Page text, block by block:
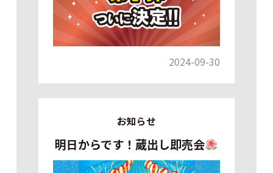
2024-09-30
お知らせ
明日からです！蔵出し即売会